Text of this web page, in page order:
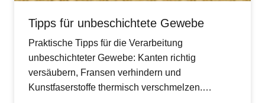
Tipps für unbeschichtete Gewebe
Praktische Tipps für die Verarbeitung
unbeschichteter Gewebe: Kanten richtig
versäubern, Fransen verhindern und
Kunstfaserstoffe thermisch verschmelzen.